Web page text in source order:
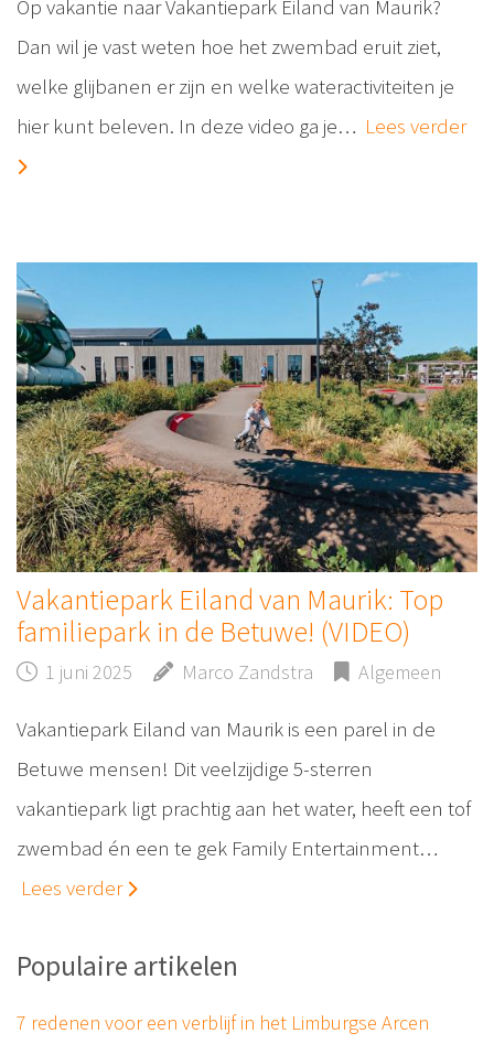
Op vakantie naar Vakantiepark Eiland van Maurik?
Dan wil je vast weten hoe het zwembad eruit ziet,
welke glijbanen er zijn en welke wateractiviteiten je
hier kunt beleven. In deze video ga je… Lees verder
Vakantiepark Eiland van Maurik: Top
familiepark in de Betuwe! (VIDEO)
1 juni 2025 Marco Zandstra Algemeen
Vakantiepark Eiland van Maurik is een parel in de
Betuwe mensen! Dit veelzijdige 5-sterren
vakantiepark ligt prachtig aan het water, heeft een tof
zwembad én een te gek Family Entertainment…
Lees verder
Populaire artikelen
7 redenen voor een verblijf in het Limburgse Arcen